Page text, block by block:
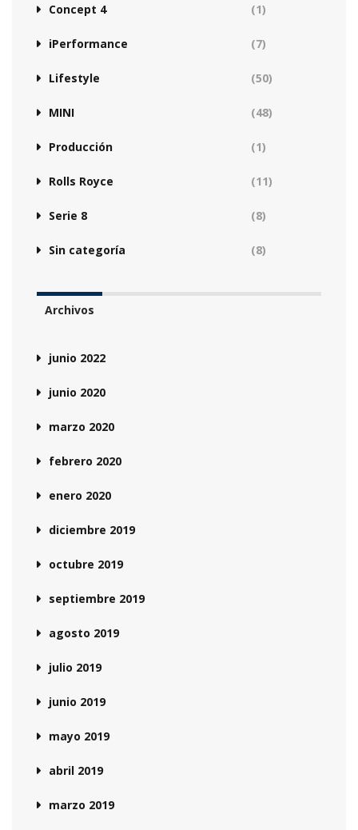
Concept 4 (1)
iPerformance (7)
Lifestyle (50)
MINI (48)
Producción (1)
Rolls Royce (11)
Serie 8 (8)
Sin categoría (8)
Archivos
junio 2022
junio 2020
marzo 2020
febrero 2020
enero 2020
diciembre 2019
octubre 2019
septiembre 2019
agosto 2019
julio 2019
junio 2019
mayo 2019
abril 2019
marzo 2019